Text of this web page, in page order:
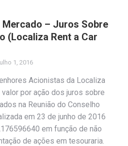
Mercado – Juros Sobre
(Localiza Rent a Car
1, 2016
Acionistas da Localiza
valor por ação dos juros sobre
na Reunião do Conselho
em 23 de junho de 2016
em função de não
de ações em tesouraria.